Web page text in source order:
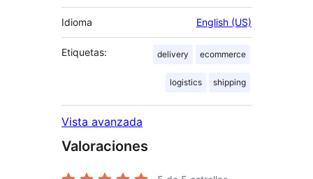
Idioma English (US)
Etiquetas: delivery ecommerce
logistics shipping
Vista avanzada
Valoraciones